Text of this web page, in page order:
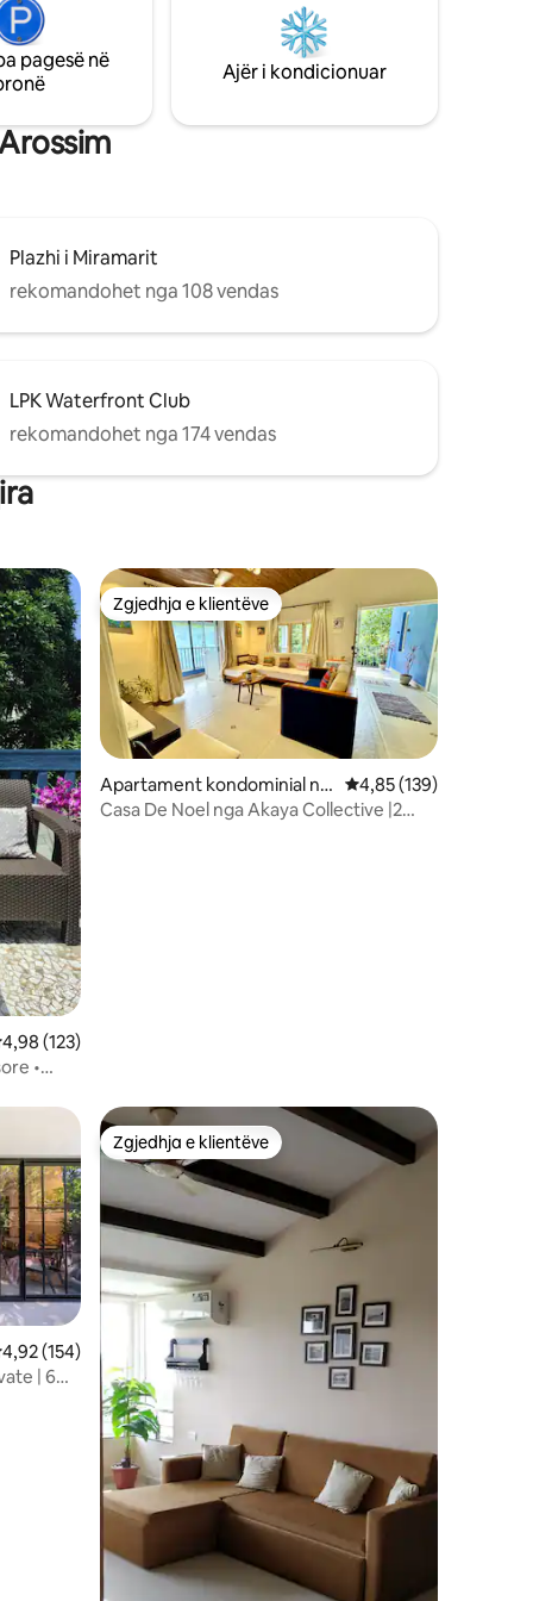
më të
larg
restorantet dhe atraksionet në afërsi. Ne
lulëzojmë në përpjekjen e Kënaqësisë së
vizitorit tonë që qëndrimi yt të jetë asgjë
më pak se superlativ.
pagesë në
Ajër i kondicionuar
Plazhi i Miramarit
rekomandohet nga 108 vendas
LPK Waterfront Club
rekomandohet nga 174 vendas
mesatar 4,98 nga 5, 123 vlerësime
4,98 (123)
•
Zgjedhja e klientëve
Zgjedhja e klientëve
Apartament kondominial në
Kolve
Vlerësimi mesatar
4,85 (139)
Casa De Noel nga Akaya Collective |2
mesatar 4,92 nga 5, 154 vlerësime
4,92 (154)
| 6
Zgjedhja e klientëve
Zgjedhja e klientëve